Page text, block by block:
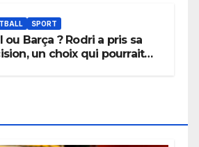
SPORT
ou Barça ? Rodri a pris sa
un choix qui pourrait